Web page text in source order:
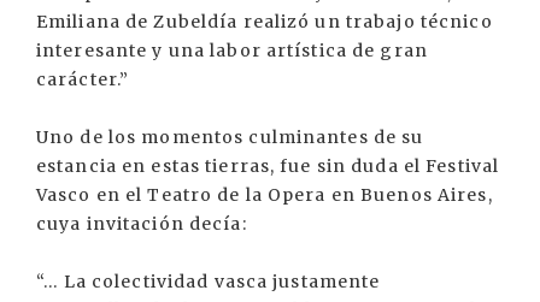
Emiliana de Zubeldía realizó un trabajo técnico
interesante y una labor artística de gran
carácter.”
Uno de los momentos culminantes de su
estancia en estas tierras, fue sin duda el Festival
Vasco en el Teatro de la Opera en Buenos Aires,
cuya invitación decía:
“... La colectividad vasca justamente